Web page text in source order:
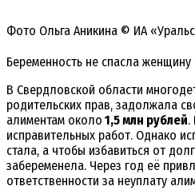
Фото Ольга Аникина © ИА
Беременность не спасла женщину
В Свердловской области
родительских прав, задолжала
алиментам около 1,5 млн рублей.
исправительных работ. Однако
стала, а чтобы избавиться от
забеременела. Через год её
ответственности за неуплату